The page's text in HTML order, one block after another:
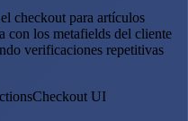
checkout para artículos
con los metafields del cliente
verificaciones repetitivas
Checkout UI